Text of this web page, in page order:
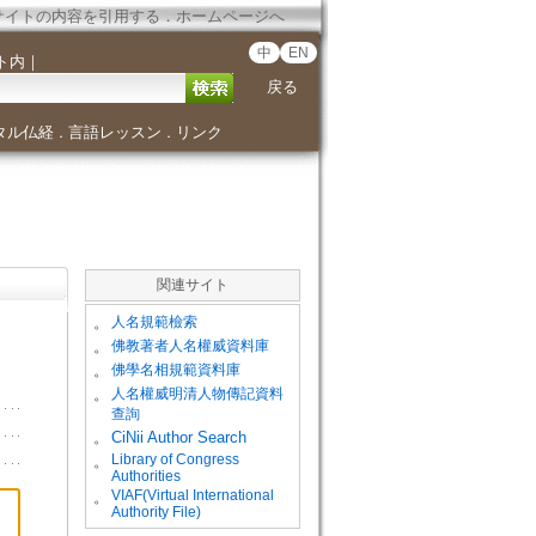
イトの内容を引用する．ホームページへ
内 ｜ 中 EN
戻る
ル仏経． 言語レッスン ． リンク
関連サイト
。 人名規範檢索
。 佛教著者人名權威資料庫
。 佛學名相規範資料庫
。
人名權威明清人物傳記資料
查詢
。
CiNii Author Search
。
Library of Congress
Authorities
。
VIAF(Virtual International
Authority File)